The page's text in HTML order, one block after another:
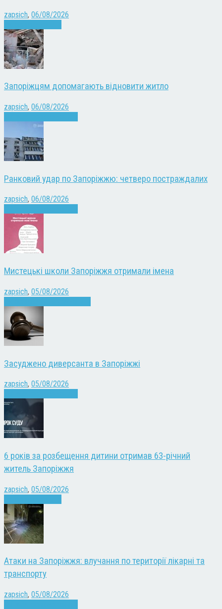
zapsich, 06/08/2026
Запоріжцям допомагають відновити житло
zapsich, 06/08/2026
Ранковий удар по Запоріжжю: четверо постраждалих
zapsich, 06/08/2026
Мистецькі школи Запоріжжя отримали імена
zapsich, 05/08/2026
Засуджено диверсанта в Запоріжжі
zapsich, 05/08/2026
6 років за розбещення дитини отримав 63-річний
житель Запоріжжя
zapsich, 05/08/2026
Атаки на Запоріжжя: влучання по території лікарні та
транспорту
zapsich, 05/08/2026